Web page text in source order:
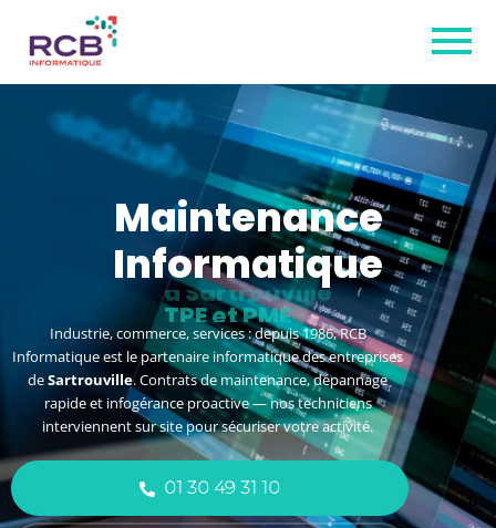
Maintenance
Informatique
à Sartrouville
Industrie, commerce, services : depuis 1986, RCB
Informatique est le partenaire informatique des entreprises
deSartrouville. Contrats de maintenance, dépannage
rapide et infogérance proactive — nos techniciens
interviennent sur site pour sécuriser votre activité.
01 30 49 31 10